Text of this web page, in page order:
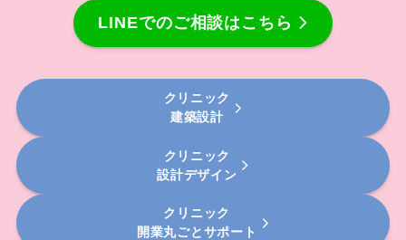
LINEでのご相談はこちら
クリニック
建築設計
クリニック
設計デザイン
クリニック
開業丸ごとサポート